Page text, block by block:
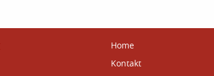
Home
Kontakt